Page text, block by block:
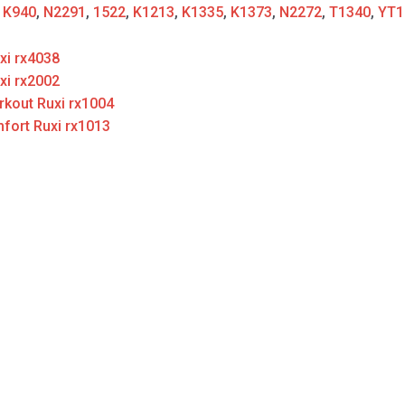
K940, N2291 , 1522, K1213, K1335, K1373, N2272, T1340,
rx4038
rx2002
Ruxi rx1004
Ruxi rx1013